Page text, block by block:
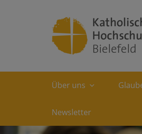
Über uns
Newsletter